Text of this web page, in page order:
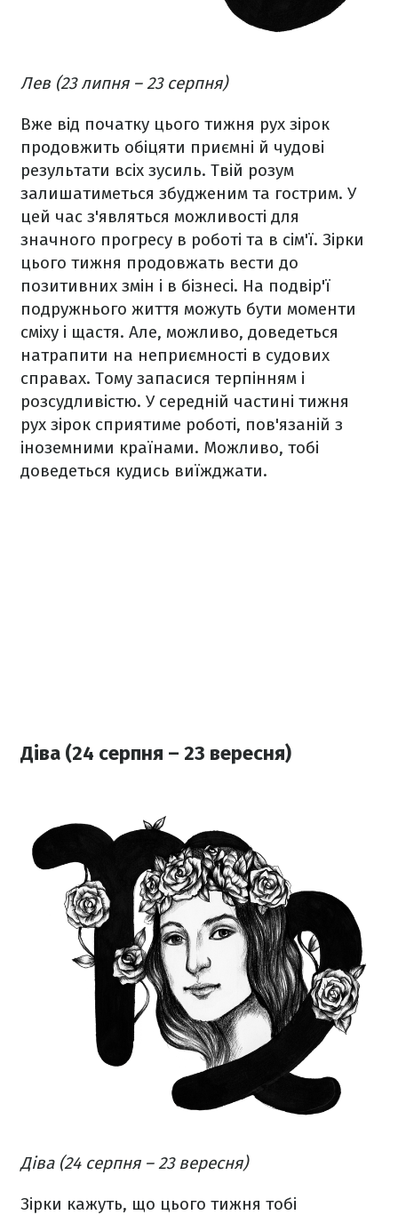
Лев (23 липня – 23 серпня)
Вже від початку цього тижня рух зірок
продовжить обіцяти приємні й чудові
результати всіх зусиль. Твій розум
залишатиметься збудженим та гострим. У
цей час з'являться можливості для
значного прогресу в роботі та в сім'ї. Зірки
цього тижня продовжать вести до
позитивних змін і в бізнесі. На подвір'ї
подружнього життя можуть бути моменти
сміху і щастя. Але, можливо, доведеться
натрапити на неприємності в судових
справах. Тому запасися терпінням і
розсудливістю. У середній частині тижня
рух зірок сприятиме роботі, пов'язаній з
іноземними країнами. Можливо, тобі
доведеться кудись виїжджати.
Діва (24 серпня – 23 вересня)
Діва (24 серпня – 23 вересня)
Зірки кажуть, що цього тижня тобі